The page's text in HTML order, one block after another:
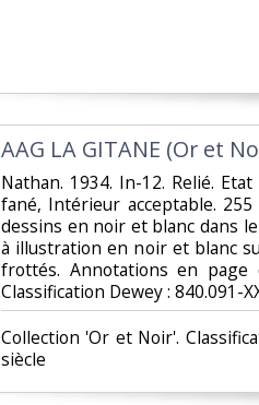
‎AAG LA GITANE (Or et
‎Nathan. 1934. In-12. Relié.
fané, Intérieur acceptable.
dessins en noir et blanc dans
à illustration en noir et blanc
frottés. Annotations en
Classification Dewey : 840.091-
‎Collection 'Or et Noir'.
siècle‎